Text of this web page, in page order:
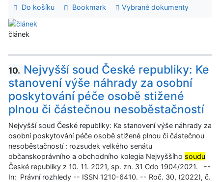
Do košíku Bookmark Vybrané dokumenty
článek
10. Nejvyšší soud České republiky: Ke
stanovení výše náhrady za osobní
poskytování péče osobě stižené
plnou či částečnou nesoběstačností
Nejvyšší soud České republiky: Ke stanovení výše náhrady za
osobní poskytování péče osobě stižené plnou či částečnou
nesoběstačností : rozsudek velkého senátu
občanskoprávního a obchodního kolegia Nejvyššího soudu
České republiky z 10. 11. 2021, sp. zn. 31 Cdo 1904/2021. --
In: Právní rozhledy -- ISSN 1210-6410. -- Roč. 30, (2022), č.